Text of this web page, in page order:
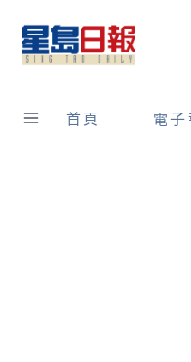
content
首頁 電子